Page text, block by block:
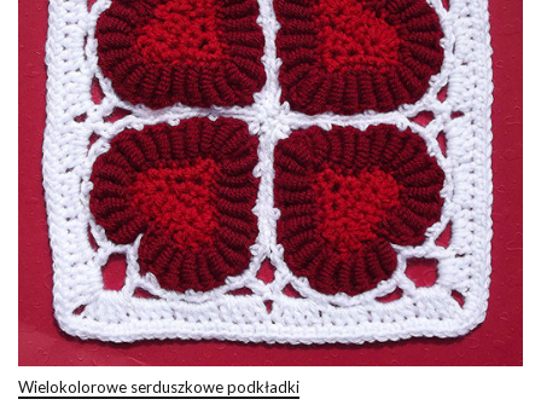
Wielokolorowe serduszkowe podkładki